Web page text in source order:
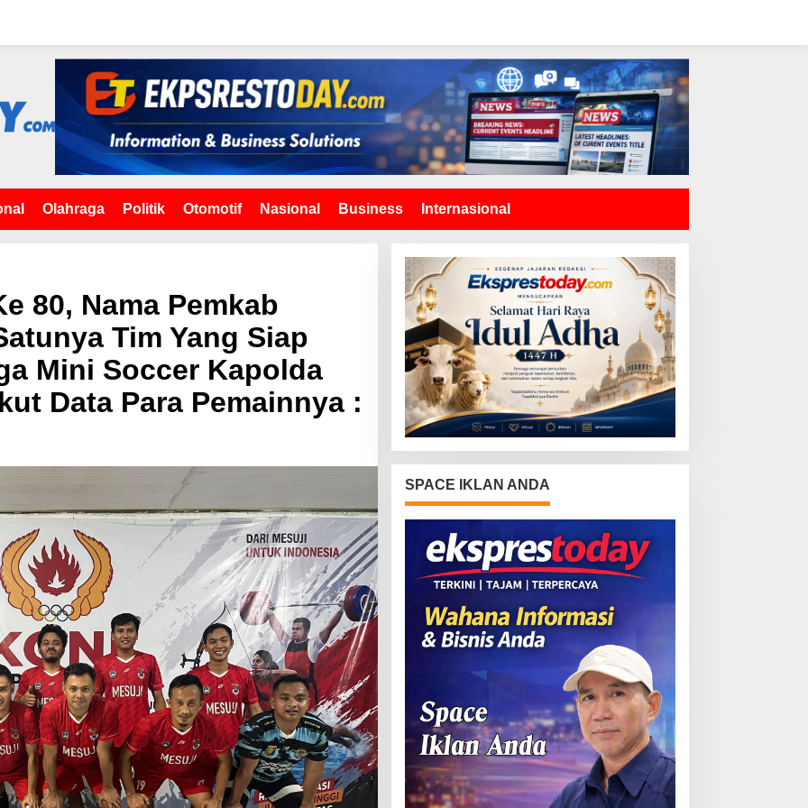
Olahraga Politik Otomotif Nasional Business Internasional
80, Nama Pemkab
Tim Yang Siap
Mini Soccer Kapolda
Data Para Pemainnya :
SPACE IKLAN ANDA